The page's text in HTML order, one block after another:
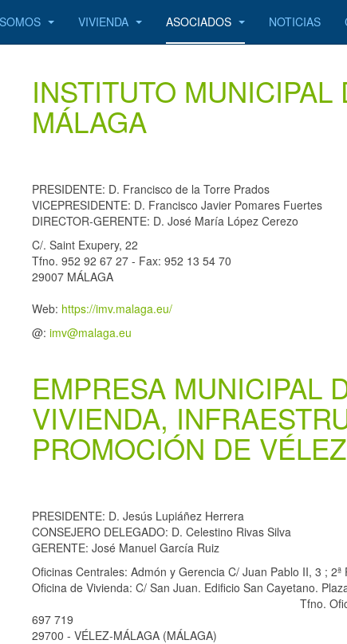
VIVIENDA ASOCIADOS NOTICIAS
INSTITUTO
MÁLAGA
PRESIDENTE: D. Francisco de la Torre Prados
VICEPRESIDENTE: D. Francisco Javier Pomares Fuertes
DIRECTOR-GERENTE: D. José María López Cerezo
C/. Saint Exupery, 22
Tfno. 952 92 67 27 - Fax: 952 13 54 70
29007 MÁLAGA
Web: https://imv.malaga.eu/
@: imv@malaga.eu
EMPRESA MUNICIPAL
VIVIENDA,
PROMOCIÓN DE
PRESIDENTE: D. Jesús Lupiáñez Herrera
CONSEJERO DELEGADO: D. Celestino Rivas Silva
GERENTE: José Manuel García Ruiz
Oficinas Centrales: Admón y Gerencia C/ Juan Pablo II, 3 ; 2ª
Oficina de Vivienda: C/ San Juan. Edificio
Tfno. Oficinas Centrales: 951
697 719
29700 - VÉLEZ-MÁLAGA (MÁLAGA)